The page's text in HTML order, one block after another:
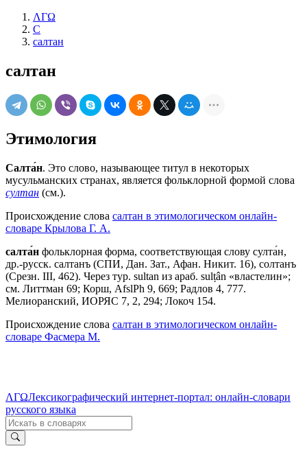
ΛΓΩ
С
салтан
салтан
Этимология
Салта́н. Это слово, называющее титул в некоторых
мусульманских странах, является фольклорной формой слова
султан (см.).
Происхождение слова салтан в этимологическом онлайн-
словаре Крылова Г. А.
салта́н фольклорная форма, соответствующая слову султа́н,
др.-русск. салтанъ (СПИ, Дан. Зат., Афан. Никит. 16), солтанъ
(Срезн. III, 462). Через тур. sultan из араб. sulṭân «властелин»;
см. Литтман 69; Корш, AfslPh 9, 669; Радлов 4, 777.
Мелиоранский, ИОРЯС 7, 2, 294; Локоч 154.
Происхождение слова салтан в этимологическом онлайн-
словаре Фасмера М.
ΛΓΩЛексикографический интернет-портал: онлайн-словари
русского языка